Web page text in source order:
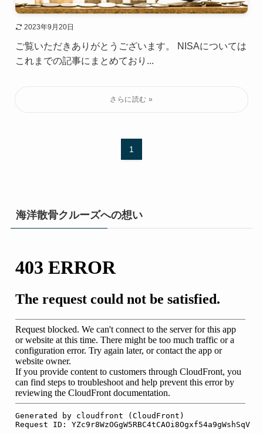
2023年9月20日
ご覧いただきありがとうございます。 NISAについては
これまでの記事にまとめており...
1
海洋散骨クルーズへの想い